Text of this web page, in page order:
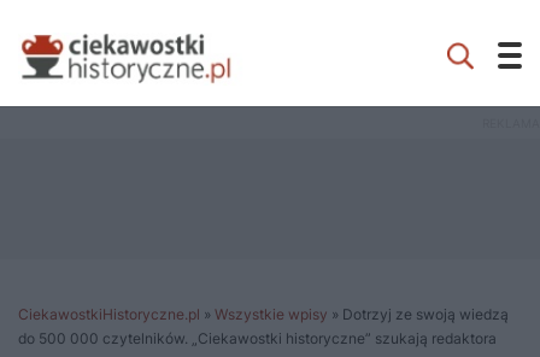
CiekawostkiHistoryczne.pl » Wszystkie wpisy » Dotrzyj ze swoją wiedzą
do 500 000 czytelników. „Ciekawostki historyczne” szukają redaktora